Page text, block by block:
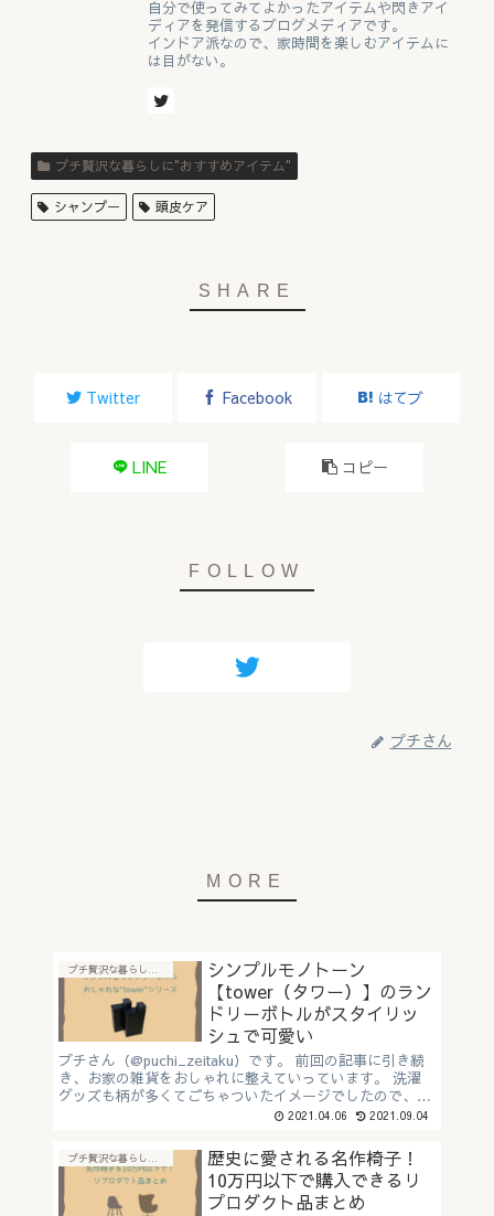
自分で使ってみてよかったアイテムや閃きアイ
ディアを発信するブログメディアです。
インドア派なので、家時間を楽しむアイテムに
は目がない。
プチ贅沢な暮らしに"おすすめアイテム"
シャンプー 頭皮ケア
Twitter Facebook はてブ
LINE コピー
プチさん
シンプルモノトーン
【tower（タワー）】のラン
ドリーボトルがスタイリッ
シュで可愛い
プチさん（@puchi_zeitaku）です。 前回の記事に引き続
き、お家の雑貨をおしゃれに整えていっています。 洗濯
グッズも柄が多くてごちゃついたイメージでしたので、ま
ずが洗濯洗剤と柔軟剤を入れるシンプルモノトー...
2021.04.06 2021.09.04
歴史に愛される名作椅子！
10万円以下で購入できるリ
プロダクト品まとめ